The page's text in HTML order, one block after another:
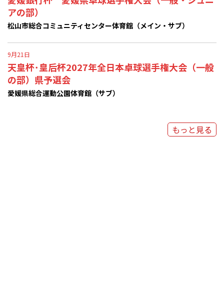
アの部）
松山市総合コミュニティセンター体育館（メイン・サブ）
9月21日
天皇杯･皇后杯2027年全日本卓球選手権大会（一般
の部）県予選会
愛媛県総合運動公園体育館（サブ）
もっと見る